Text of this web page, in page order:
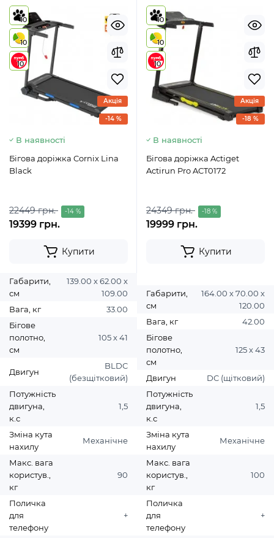
10
10
10
-14 %
Акція
В наявності
Бігова доріжка Cornix Lina
Black
22449 грн. -14 %
19399 грн.
Купити
Габарити,
см
139.00 х 62.00 х
109.00
Вага, кг
33.00
Бігове
полотно,
см
105 х 41
Двигун
BLDC
(безщітковий)
Потужність
двигуна,
к.с
1,5
Зміна кута
нахилу
Механічне
Макс. вага
користув.,
кг
90
Поличка
для
телефону
+
10
10
10
-18 %
Акція
В наявності
Бігова доріжка Actiget
Actirun Pro ACT0172
24349 грн. -18 %
19999 грн.
Купити
Габарити,
см
164.00 х 70.00 х
120.00
Вага, кг
42.00
Бігове
полотно,
см
125 х 43
Двигун
DC (щітковий)
Потужність
двигуна,
к.с
1,5
Зміна кута
нахилу
Механічне
Макс. вага
користув.,
кг
100
Поличка
для
телефону
+